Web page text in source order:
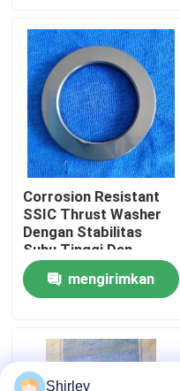
Tentang kami
Tur Pabrik
Kontrol kualitas
Hubungi kami
Permintaan Penawaran
608 Bantalan Keramik
Corrosion Resistant
SSIC Thrust Washer
Dengan Stabilitas
Suhu Tinggi Dan
Gosok Rendah Untuk
Aplikasi Industri
mengirimkan
Shirley